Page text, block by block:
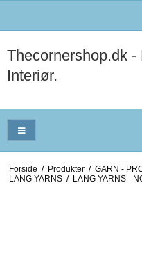
Thecornershop.dk
Interiør.
Forside / Produkter / GARN -
LANG YARNS / LANG YARNS -